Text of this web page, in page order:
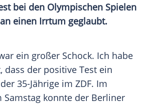
bei den Olympischen Spielen
einen Irrtum geglaubt.
ein großer Schock. Ich habe
dass der positive Test ein
35-Jährige im ZDF. Im
Samstag konnte der Berliner